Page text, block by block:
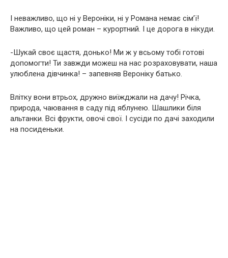
І неважливо, що ні у Вероніки, ні у Романа немає сім’ї!
Важливо, що цей роман – курортний. І це дорога в нікуди.
-Шукай своє щастя, донько! Ми ж у всьому тобі готові
допомогти! Ти завжди можеш на нас розраховувати, наша
улюблена дівчинка! – запевняв Вероніку батько.
Влітку вони втрьох, дружно виїжджали на дачу! Річка,
природа, чаювання в саду під яблунею. Шашлики біля
альтанки. Всі фрукти, овочі свої. І сусіди по дачі заходили
на посиденьки.